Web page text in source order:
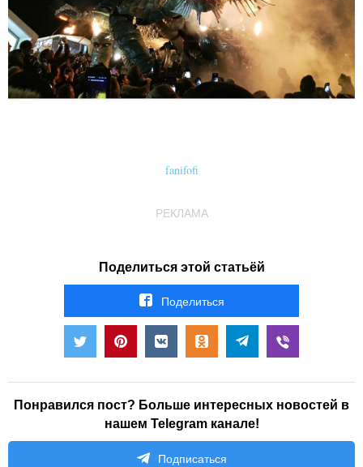
fanifofi
РЕКЛАМА
Поделиться этой статьёй
Поделиться
Понравился пост? Больше интересных новостей в
нашем Telegram канале!
Подписаться